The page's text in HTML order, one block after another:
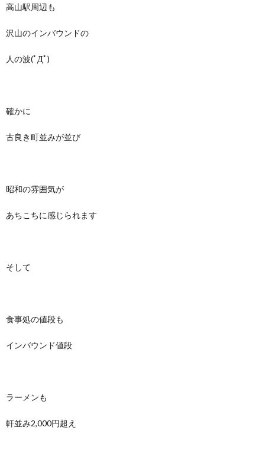
高山駅周辺も
沢山のインバウンドの
人の波(ﾟДﾟ)
確かに
古良き町並みが並び
昭和の雰囲気が
あちこちに感じられます
そして
食事処の値段も
インバウンド値段
ラーメンも
軒並み2,000円超え